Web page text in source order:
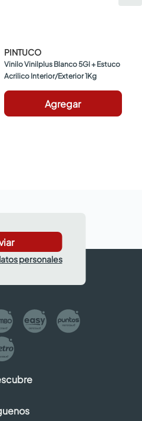
PINTUCO
Vinilo Vinilplus Blanco 5Gl + Estuco
Acrilico Interior/Exterior 1Kg
Agregar
personales